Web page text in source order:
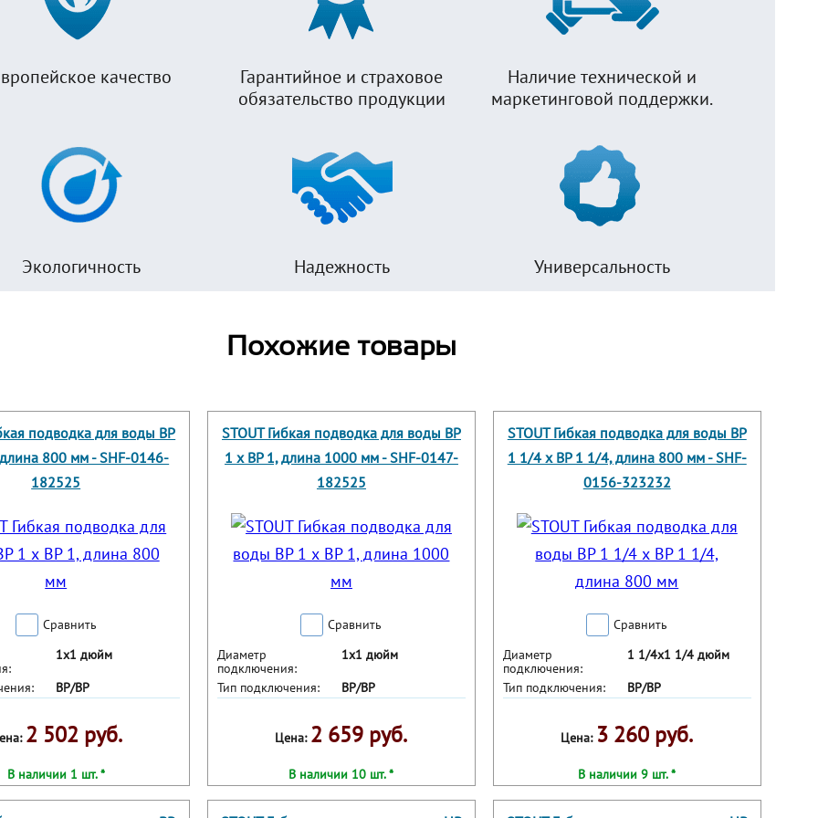
качество
Гарантийное и страховое
обязательство продукции
Наличие технической и
маркетинговой поддержки.
Экологичность Надежность Универсальность
Похожие товары
подводка для воды ВР
800 мм - SHF-0146-
182525
Сравнить
1х1 дюйм
ВР/ВР
2 502 руб.
В наличии 1 шт. *
STOUT Гибкая подводка для воды ВР
1 х ВР 1, длина 1000 мм - SHF-0147-
182525
Сравнить
Диаметр
подключения:
1х1 дюйм
Тип подключения:
ВР/ВР
Цена: 2 659 руб.
В наличии 10 шт. *
STOUT Гибкая подводка для воды ВР
1 1/4 х ВР 1 1/4, длина 800 мм - SHF-
0156-323232
Сравнить
Диаметр
подключения:
1 1/4х1 1/4 дюйм
Тип подключения:
ВР/ВР
Цена: 3 260 руб.
В наличии 9 шт. *